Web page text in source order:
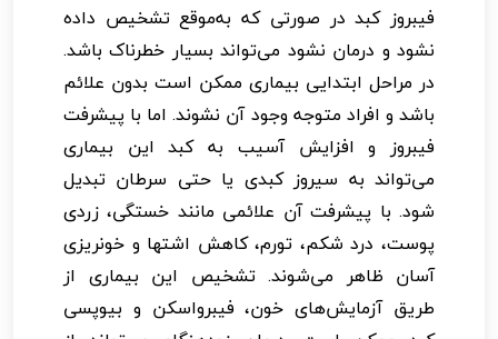
فیبروز کبد در صورتی که به‌موقع تشخیص داده
نشود و درمان نشود می‌تواند بسیار خطرناک باشد.
در مراحل ابتدایی بیماری ممکن است بدون علائم
باشد و افراد متوجه وجود آن نشوند. اما با پیشرفت
فیبروز و افزایش آسیب به کبد این بیماری
می‌تواند به سیروز کبدی یا حتی سرطان تبدیل
شود. با پیشرفت آن علائمی مانند خستگی، زردی
پوست، درد شکم، تورم، کاهش اشتها و خونریزی
آسان ظاهر می‌شوند. تشخیص این بیماری از
طریق آزمایش‌های خون، فیبرواسکن و بیوپسی